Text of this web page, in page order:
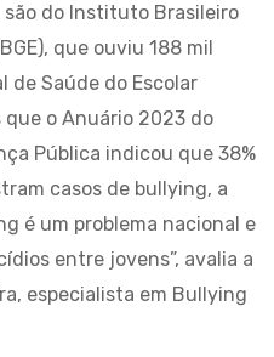
são do Instituto Brasileiro
que ouviu 188 mil
de Saúde do Escolar
que o Anuário 2023 do
Pública indicou que 38%
casos de bullying, a
é um problema nacional e
entre jovens”, avalia a
especialista em Bullying